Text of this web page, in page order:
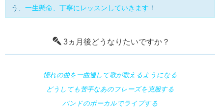
う、 一生懸命、丁寧にレッスンしていきます ！
3ヵ月後どうなりたいですか？
憧れの曲を一曲通して歌が歌えるようになる
どうしても苦手なあのフレーズを克服する
バンドのボーカルでライブする